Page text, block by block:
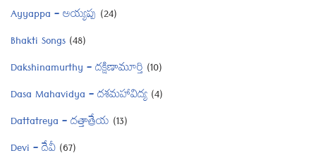
Ayyappa – అయ్యప్ప (24)
Bhakti Songs (48)
Dakshinamurthy – దక్షిణామూర్తి (10)
Dasa Mahavidya – దశమహావిద్య (4)
Dattatreya – దత్తాత్రేయ (13)
Devi – దేవీ (67)